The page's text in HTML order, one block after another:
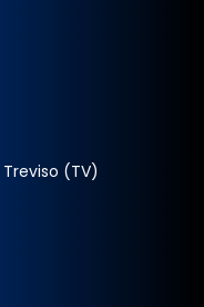
Treviso (TV)